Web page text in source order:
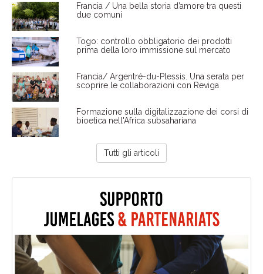
Francia / Una bella storia d’amore tra questi
due comuni
Togo: controllo obbligatorio dei prodotti
prima della loro immissione sul mercato
Francia/ Argentré-du-Plessis. Una serata per
scoprire le collaborazioni con Reviga
Formazione sulla digitalizzazione dei corsi di
bioetica nell'Africa subsahariana
Tutti gli articoli